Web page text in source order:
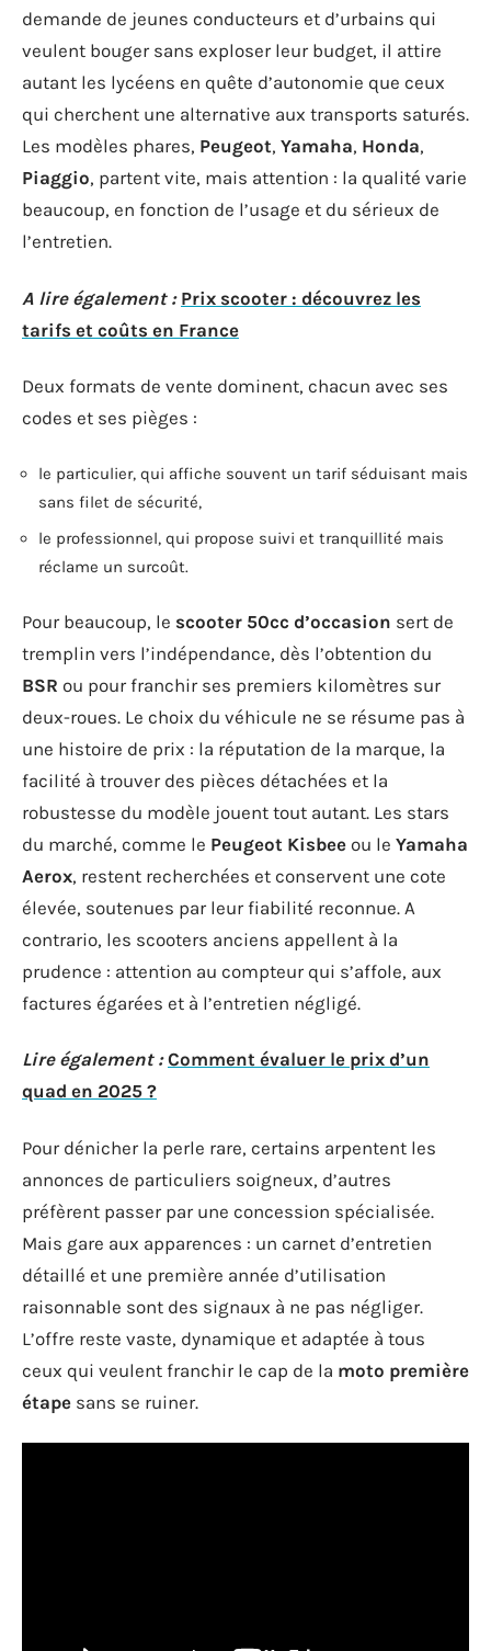
demande de jeunes conducteurs et d’urbains qui
veulent bouger sans exploser leur budget, il attire
autant les lycéens en quête d’autonomie que ceux
qui cherchent une alternative aux transports saturés.
Les modèles phares, Peugeot, Yamaha, Honda,
Piaggio, partent vite, mais attention : la qualité varie
beaucoup, en fonction de l’usage et du sérieux de
l’entretien.
A lire également : Prix scooter : découvrez les
tarifs et coûts en France
Deux formats de vente dominent, chacun avec ses
codes et ses pièges :
le particulier, qui affiche souvent un tarif séduisant mais
sans filet de sécurité,
le professionnel, qui propose suivi et tranquillité mais
réclame un surcoût.
Pour beaucoup, le scooter 50cc d’occasion sert de
tremplin vers l’indépendance, dès l’obtention du
BSR ou pour franchir ses premiers kilomètres sur
deux-roues. Le choix du véhicule ne se résume pas à
une histoire de prix : la réputation de la marque, la
facilité à trouver des pièces détachées et la
robustesse du modèle jouent tout autant. Les stars
du marché, comme le Peugeot Kisbee ou le Yamaha
Aerox, restent recherchées et conservent une cote
élevée, soutenues par leur fiabilité reconnue. A
contrario, les scooters anciens appellent à la
prudence : attention au compteur qui s’affole, aux
factures égarées et à l’entretien négligé.
Lire également : Comment évaluer le prix d’un
quad en 2025 ?
Pour dénicher la perle rare, certains arpentent les
annonces de particuliers soigneux, d’autres
préfèrent passer par une concession spécialisée.
Mais gare aux apparences : un carnet d’entretien
détaillé et une première année d’utilisation
raisonnable sont des signaux à ne pas négliger.
L’offre reste vaste, dynamique et adaptée à tous
ceux qui veulent franchir le cap de la moto première
étape sans se ruiner.